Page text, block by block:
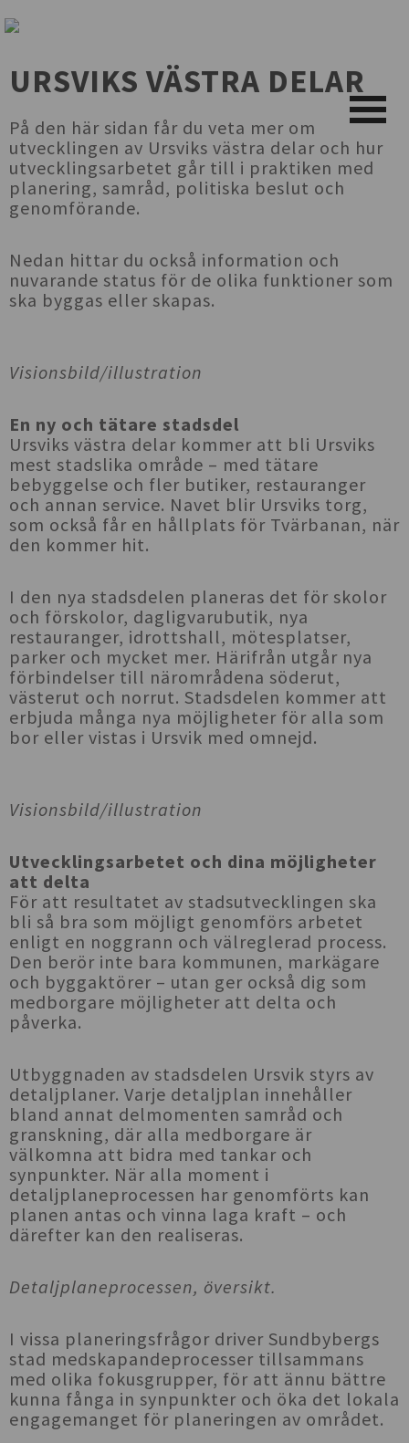
URSVIKS VÄSTRA DELAR
På den här sidan får du veta mer om
utvecklingen av Ursviks västra delar och hur
utvecklingsarbetet går till i praktiken med
planering, samråd, politiska beslut och
genomförande.
Nedan hittar du också information och
nuvarande status för de olika funktioner som
ska byggas eller skapas.
Visionsbild/illustration
En ny och tätare stadsdel
Ursviks västra delar kommer att bli Ursviks
mest stadslika område – med tätare
bebyggelse och fler butiker, restauranger
och annan service. Navet blir Ursviks torg,
som också får en hållplats för Tvärbanan, när
den kommer hit.
I den nya stadsdelen planeras det för skolor
och förskolor, dagligvarubutik, nya
restauranger, idrottshall, mötesplatser,
parker och mycket mer. Härifrån utgår nya
förbindelser till närområdena söderut,
västerut och norrut. Stadsdelen kommer att
erbjuda många nya möjligheter för alla som
bor eller vistas i Ursvik med omnejd.
Visionsbild/illustration
Utvecklingsarbetet och dina möjligheter
att delta
För att resultatet av stadsutvecklingen ska
bli så bra som möjligt genomförs arbetet
enligt en noggrann och välreglerad process.
Den berör inte bara kommunen, markägare
och byggaktörer – utan ger också dig som
medborgare möjligheter att delta och
påverka.
Utbyggnaden av stadsdelen Ursvik styrs av
detaljplaner. Varje detaljplan innehåller
bland annat delmomenten samråd och
granskning, där alla medborgare är
välkomna att bidra med tankar och
synpunkter. När alla moment i
detaljplaneprocessen har genomförts kan
planen antas och vinna laga kraft – och
därefter kan den realiseras.
Detaljplaneprocessen, översikt.
I vissa planeringsfrågor driver Sundbybergs
stad medskapandeprocesser tillsammans
med olika fokusgrupper, för att ännu bättre
kunna fånga in synpunkter och öka det lokala
engagemanget för planeringen av området.